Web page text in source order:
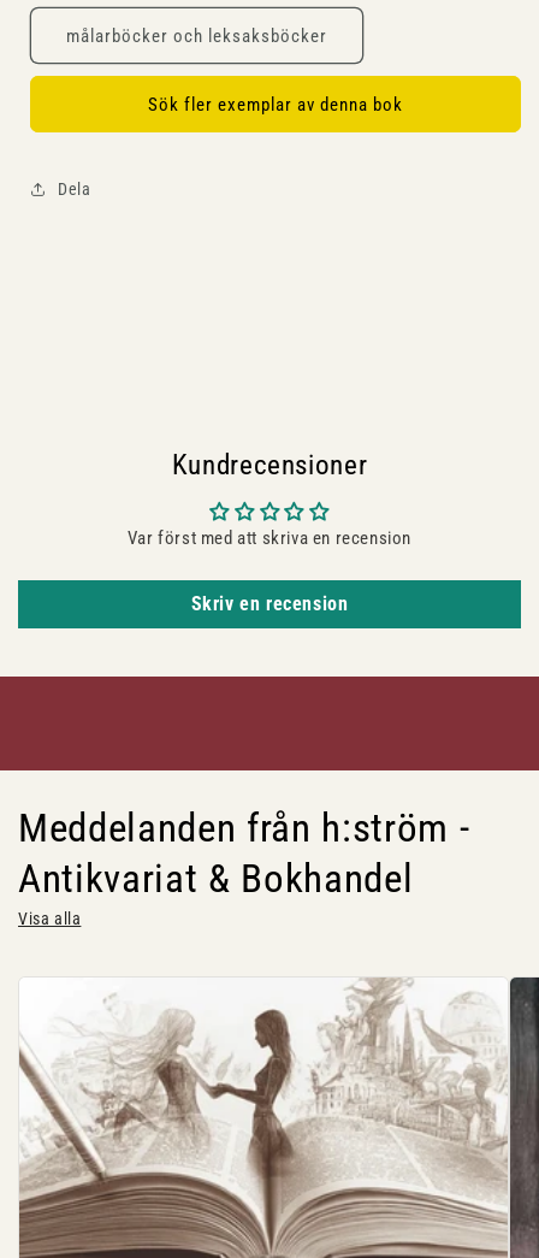
målarböcker och leksaksböcker
Sök fler exemplar av denna bok
Dela
Kundrecensioner
Var först med att skriva en recension
Skriv en recension
Meddelanden från h:ström -
Antikvariat & Bokhandel
Visa alla